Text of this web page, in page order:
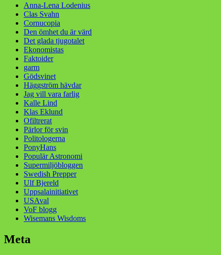
Anna-Lena Lodenius
Clas Svahn
Cornucopia
Den ömhet du är värd
Det glada tjugotalet
Ekonomistas
Faktoider
garm
Gödsvinet
Häggström hävdar
Jag vill vara farlig
Kalle Lind
Klas Eklund
Ofiltrerat
Pärlor för svin
Politologerna
PonyHans
Populär Astronomi
Supermiljöbloggen
Swedish Prepper
Ulf Bjereld
Uppsalainitiativet
USAval
VoF blogg
Wisemans Wisdoms
Meta